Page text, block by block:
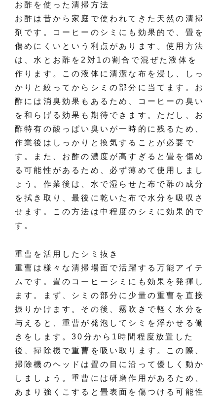
お酢を使った清掃方法
お酢は昔から家庭で使われてきた天然の清掃
剤です。コーヒーのシミにも効果的で、畳を
傷めにくいという利点があります。使用方法
は、水とお酢を2対1の割合で混ぜた液体を
作ります。この液体に清潔な布を浸し、しっ
かりと絞ってからシミの部分に当てます。お
酢には消臭効果もあるため、コーヒーの臭い
を和らげる効果も期待できます。ただし、お
酢特有の酸っぱい臭いが一時的に残るため、
作業後はしっかりと換気することが必要で
す。また、お酢の濃度が高すぎると畳を傷め
る可能性があるため、必ず薄めて使用しまし
ょう。作業後は、水で湿らせた布で酢の成分
を拭き取り、最後に乾いた布で水分を吸収さ
せます。この方法は中程度のシミに効果的で
す。
重曹を活用したシミ抜き
重曹は様々な清掃場面で活躍する万能アイテ
ムです。畳のコーヒーシミにも効果を発揮し
ます。まず、シミの部分に少量の重曹を直接
振りかけます。その後、霧吹きで軽く水分を
与えると、重曹が発泡してシミを浮かせる働
きをします。30分から1時間程度放置した
後、掃除機で重曹を吸い取ります。この際、
掃除機のヘッドは畳の目に沿って優しく動か
しましょう。重曹には研磨作用があるため、
あまり強くこすると畳表面を傷つける可能性